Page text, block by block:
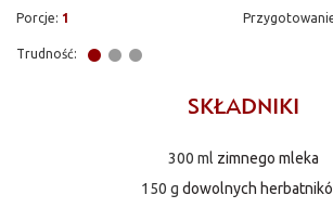
Porcje: 1
Trudność:
SKŁADNIKI
300 ml zimnego mleka
150 g dowolnych